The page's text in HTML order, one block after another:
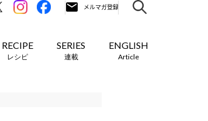
RECIPE
レシピ
SERIES
連載
ENGLISH
Article